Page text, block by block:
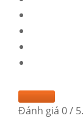
Đánh giá 0/